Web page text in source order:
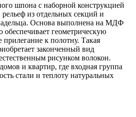
шпона с наборной конструкцией
рельеф из отдельных секций и
Основа выполнена на МДФ
геометрическую
прилегание к полотну. Такая
законченный вид
рисунком волокон.
и квартир, где входная группа
стали и теплоту натуральных